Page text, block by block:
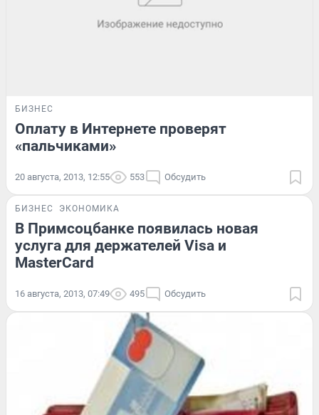
БИЗНЕС
Оплату в Интернете проверят
«пальчиками»
20 августа, 2013, 12:55 553 Обсудить
БИЗНЕС ЭКОНОМИКА
В Примсоцбанке появилась новая
услуга для держателей Visa и
MasterCard
16 августа, 2013, 07:49 495 Обсудить